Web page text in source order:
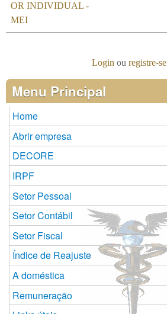
OR INDIVIDUAL -
MEI
Login ou registre-se
Menu Principal
Home
Abrir empresa
DECORE
IRPF
Setor Pessoal
Setor Contábil
Setor Fiscal
Índice de Reajuste
A doméstica
Remuneração